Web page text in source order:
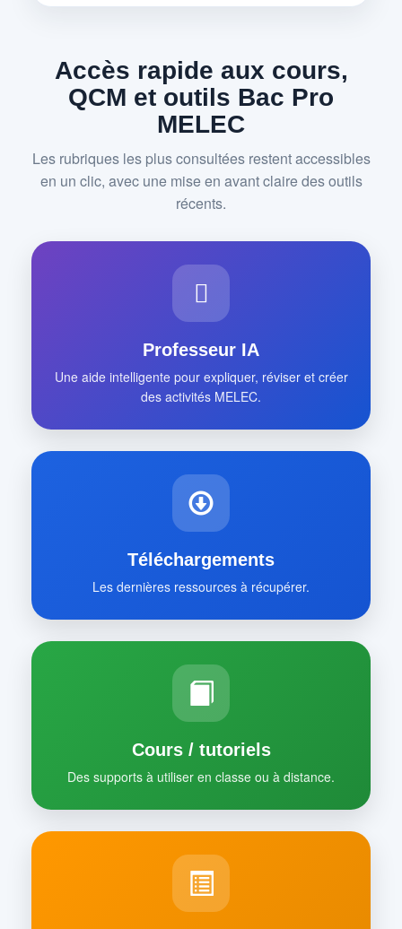
Accès rapide aux cours,
QCM et outils Bac Pro
MELEC
Les rubriques les plus consultées restent accessibles
en un clic, avec une mise en avant claire des outils
récents.
Professeur IA
Une aide intelligente pour expliquer, réviser et créer
des activités MELEC.
Téléchargements
Les dernières ressources à récupérer.
Cours / tutoriels
Des supports à utiliser en classe ou à distance.